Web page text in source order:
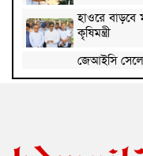
হাওরে বাড়বে
কৃষিমন্ত্রী
জেআইসি
: চিফ
২০২৭